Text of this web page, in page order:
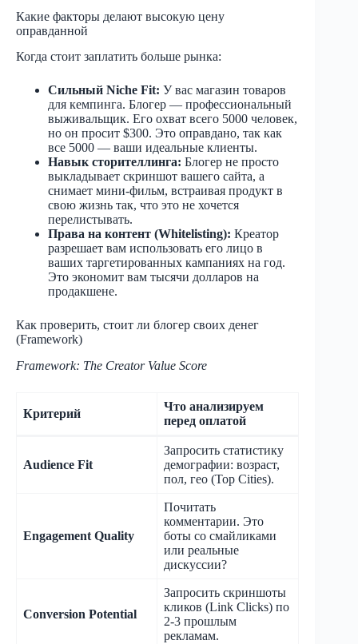
Какие факторы делают высокую цену
оправданной
Когда стоит заплатить больше рынка:
Сильный Niche Fit: У вас магазин товаров
для кемпинга. Блогер — профессиональный
выживальщик. Его охват всего 5000 человек,
но он просит $300. Это оправдано, так как
все 5000 — ваши идеальные клиенты.
Навык сторителлинга: Блогер не просто
выкладывает скриншот вашего сайта, а
снимает мини-фильм, встраивая продукт в
свою жизнь так, что это не хочется
перелистывать.
Права на контент (Whitelisting): Креатор
разрешает вам использовать его лицо в
ваших таргетированных кампаниях на год.
Это экономит вам тысячи долларов на
продакшене.
Как проверить, стоит ли блогер своих денег
(Framework)
Framework: The Creator Value Score
Критерий
Что анализируем
перед оплатой
Audience Fit
Запросить статистику
демографии: возраст,
пол, гео (Top Cities).
Engagement Quality
Почитать
комментарии. Это
боты со смайликами
или реальные
дискуссии?
Conversion Potential
Запросить скриншоты
кликов (Link Clicks) по
2-3 прошлым
рекламам.